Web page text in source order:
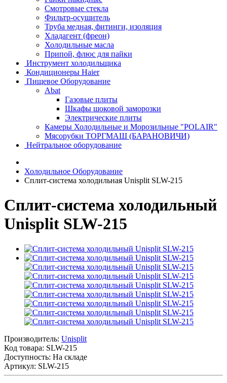
Смотровые стекла
Фильтр-осушитель
Труба медная, фитинги, изоляция
Хладагент (фреон)
Холодильные масла
Припой, флюс для пайки
Инструмент холодильщика
Кондиционеры Haier
Пищевое Оборудование
Abat
Газовые плиты
Шкафы шоковой заморозки
Электрические плиты
Камеры Холодильные и Морозильные "POLAIR"
Мясорубки ТОРГМАШ (БАРАНОВИЧИ)
Нейтральное оборудование
Холодильное Оборудование
Сплит-система холодильная Unisplit SLW-215
Сплит-система холодильный
Unisplit SLW-215
Производитель: Unisplit
Код товара: SLW-215
Доступность: На складе
Артикул: SLW-215